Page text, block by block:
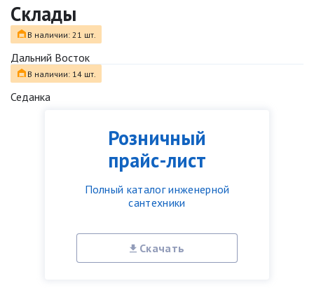
Розничный
прайс-лист
Полный каталог инженерной
сантехники
Скачать
Склады
В наличии: 21 шт.
Дальний Восток
В наличии: 14 шт.
Седанка